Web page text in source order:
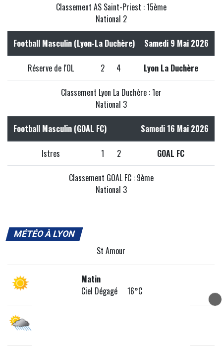
Classement AS Saint-Priest : 15ème
National 2
Football Masculin (Lyon-La Duchère) Samedi 9 Mai 2026
Réserve de l'OL 2 4 Lyon La Duchère
Classement Lyon La Duchère : 1er
National 3
Football Masculin (GOAL FC) Samedi 16 Mai 2026
Istres 1 2 GOAL FC
Classement GOAL FC : 9ème
National 3
MÉTÉO À LYON
St Amour
Matin
Ciel Dégagé 16°C